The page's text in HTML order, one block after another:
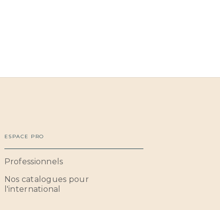
ESPACE PRO
Professionnels
Nos catalogues pour
l'international